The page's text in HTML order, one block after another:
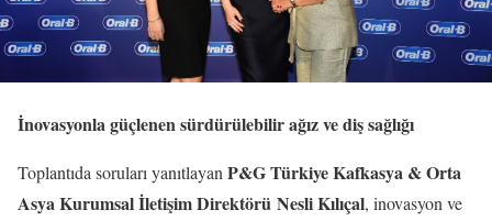
İnovasyonla güçlenen sürdürülebilir ağız ve diş sağlığı
Toplantıda soruları yanıtlayanP&G Türkiye Kafkasya & Orta
Asya Kurumsal İletişim Direktörü Nesli Kılıçal, inovasyon ve